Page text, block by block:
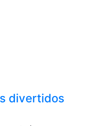
divertidos